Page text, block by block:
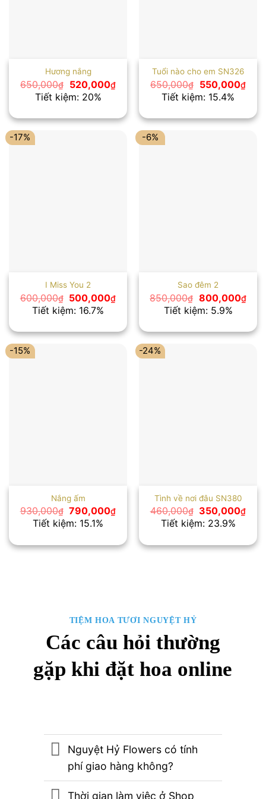
Hương nắng
650,000₫
Giá
gốc
là:
520,000₫Giá
hiện
520,000₫.
Tiết kiệm: 20%
Tuổi nào cho em SN326
650,000₫
Giá
gốc
là:
550,000₫Giá
hiện
Tiết kiệm: 15.4%
-17%
I Miss You 2
600,000₫
Giá
gốc
là:
500,000₫Giá
là:
500,000₫.
Tiết kiệm: 16.7%
-6%
Sao đêm 2
850,000₫ Giá
gốc
là:
800,000₫Giá
hiện
là:
Tiết kiệm: 5.9%
-15%
Nắng ấm
930,000₫ Giá
gốc
là:
790,000₫Giá
là:
790,000₫.
Tiết kiệm: 15.1%
-24%
Tình về nơi đâu SN380
460,000₫
Giá
gốc
là:
350,000₫Giá
là:
Tiết kiệm: 23.9%
TIỆM HOA TƯƠI NGUYỆT HỶ
Các câu hỏi thường
gặp khi đặt hoa online
Nguyệt Hỷ Flowers có tính
phí giao hàng không?
Thời gian làm việc ở Shop